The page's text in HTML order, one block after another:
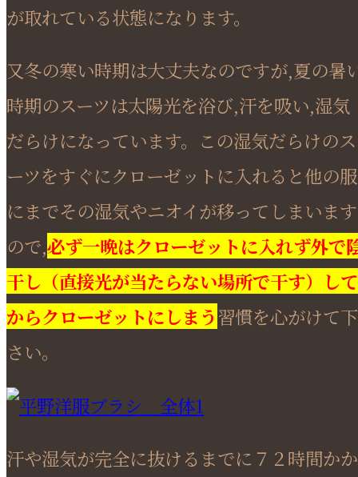
が取れている状態になります。
又冬の寒い時期は大丈夫なのですが,夏の暑
時期のスーツは太陽光を浴び,汗を吸い,湿気
だらけになっています。この湿気だらけのス
ーツをすぐにクローゼットに入れると他の服
にまでその湿気やニオイが移ってしまいます
ので,必ず一晩はクローゼットに入れず外で
干し（直接光が当たらない場所で干す）して
からクローゼットにしまう 習慣を心がけて下
さい。
汗や湿気が完全に抜けるまでに７２時間かか